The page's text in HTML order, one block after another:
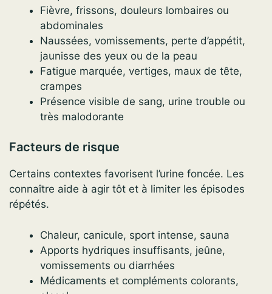
Fièvre, frissons, douleurs lombaires ou
abdominales
Naussées, vomissements, perte d’appétit,
jaunisse des yeux ou de la peau
Fatigue marquée, vertiges, maux de tête,
crampes
Présence visible de sang, urine trouble ou
très malodorante
Facteurs de risque
Certains contextes favorisent l’urine foncée. Les
connaître aide à agir tôt et à limiter les épisodes
répétés.
Chaleur, canicule, sport intense, sauna
Apports hydriques insuffisants, jeûne,
vomissements ou diarrhées
Médicaments et compléments colorants,